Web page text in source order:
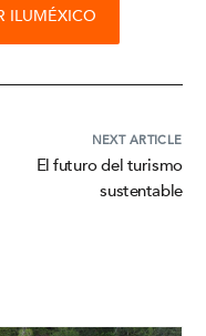
ILUMÉXICO
NEXT ARTICLE
El futuro del turismo
sustentable